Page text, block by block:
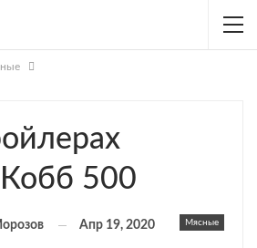
500
Мясные
Апр 19, 2020